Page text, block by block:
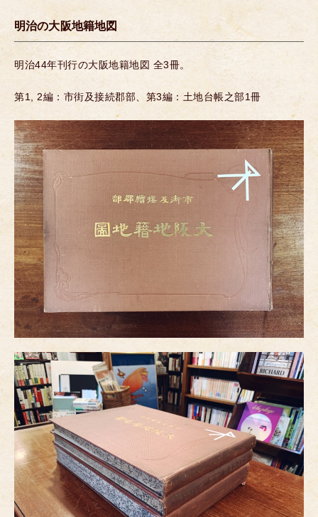
明治の大阪地籍地図
明治44年刊行の大阪地籍地図 全3冊。
第1, 2編：市街及接続郡部、第3編：土地台帳之部1冊